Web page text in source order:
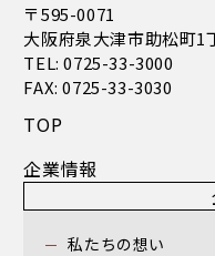
〒595-0071
大阪府泉大津市助松町1
TEL: 0725-33-3000
FAX: 0725-33-3030
TOP
企業情報
私たちの想い